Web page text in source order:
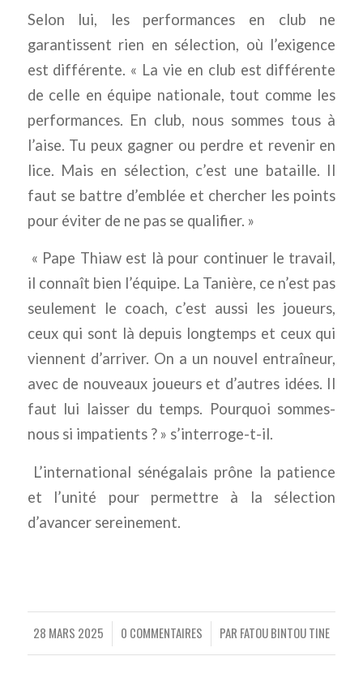
Selon lui, les performances en club ne
garantissent rien en sélection, où l’exigence
est différente. « La vie en club est différente
de celle en équipe nationale, tout comme les
performances. En club, nous sommes tous à
l’aise. Tu peux gagner ou perdre et revenir en
lice. Mais en sélection, c’est une bataille. Il
faut se battre d’emblée et chercher les points
pour éviter de ne pas se qualifier. »
« Pape Thiaw est là pour continuer le travail,
il connaît bien l’équipe. La Tanière, ce n’est pas
seulement le coach, c’est aussi les joueurs,
ceux qui sont là depuis longtemps et ceux qui
viennent d’arriver. On a un nouvel entraîneur,
avec de nouveaux joueurs et d’autres idées. Il
faut lui laisser du temps. Pourquoi sommes-
nous si impatients ? » s’interroge-t-il.
L’international sénégalais prône la patience
et l’unité pour permettre à la sélection
d’avancer sereinement.
28 MARS 2025
/ 0 COMMENTAIRES
/ PAR FATOU BINTOU TINE